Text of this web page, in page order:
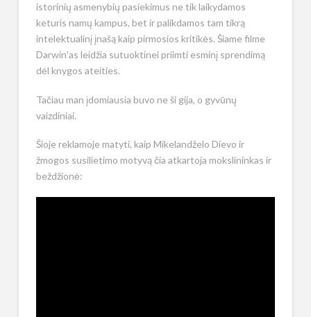
istorinių asmenybių pasiekimus ne tik laikydamos
keturis namų kampus, bet ir palikdamos tam tikrą
intelektualinį įnašą kaip pirmosios kritikės. Šiame filme
Darwin′as leidžia sutuoktinei priimti esminį sprendimą
dėl knygos ateities.
Tačiau man įdomiausia buvo ne ši gija, o gyvūnų
vaizdiniai.
Šioje reklamoje matyti, kaip Mikelandželo Dievo ir
žmogos susilietimo motyvą čia atkartoja mokslininkas ir
beždžionė: